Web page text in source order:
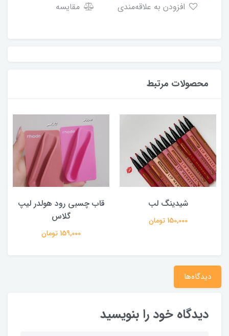
مقایسه
محصولات مرتبط
شیدینگ لب
150,000 تومان
قاب چسبی رود هولدر لیپ
گلاس
159,000 تومان
دیدگاه‌ها
دیدگاه خود را بنویسید